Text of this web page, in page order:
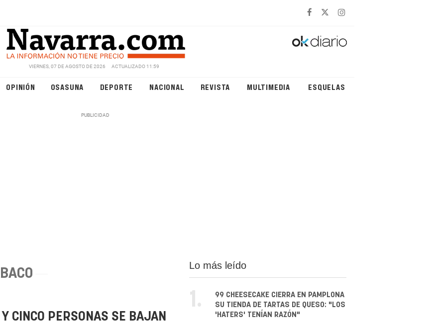
VIERNES, 07 DE AGOSTO DE 2026 ACTUALIZADO 11:59
OPINIÓN OSASUNA DEPORTE NACIONAL REVISTA MULTIMEDIA ESQUELAS
CINCO PERSONAS SE BAJAN
Lo más leído
1.
99 CHEESECAKE CIERRA EN PAMPLONA
SU TIENDA DE TARTAS DE QUESO: "LOS
'HATERS' TENÍAN RAZÓN"